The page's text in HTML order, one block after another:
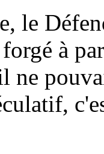
le
à
ne